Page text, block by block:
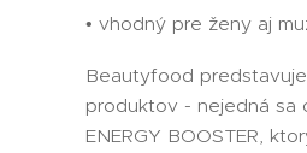
• vhodný pre ženy aj
Beautyfood
produktov - nejedná sa
ENERGY BOOSTER,